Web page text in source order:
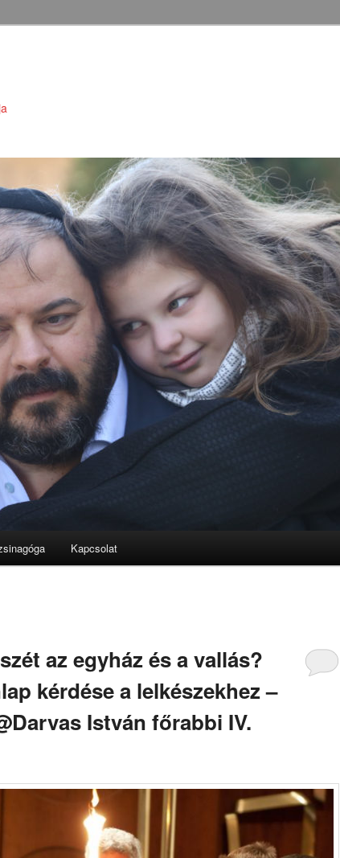
Kapcsolat
az egyház és a vallás?
kérdése a lelkészekhez –
István főrabbi IV.